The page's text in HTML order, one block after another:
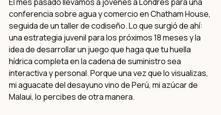
conferencia sobre agua y comercio en Chatham House,
seguida de un taller de codiseño. Lo que surgió de ahí:
una estrategia juvenil para los próximos 18 meses y la
idea de desarrollar un juego que haga que tu huella
hídrica completa en la cadena de suministro sea
interactiva y personal. Porque una vez que lo visualizas,
mi aguacate del desayuno vino de Perú, mi azúcar de
Malaui, lo percibes de otra manera.